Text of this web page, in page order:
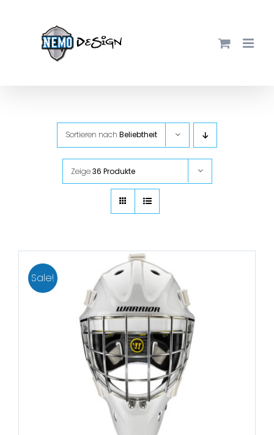
Sortieren nach Beliebtheit
Zeige36 Produkte
Sale!